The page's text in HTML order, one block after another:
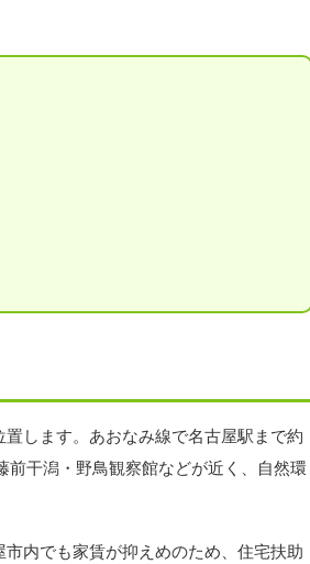
します。あおなみ線で名古屋駅まで約
干潟・野鳥観察館などが近く、自然環
内でも家賃が抑えめのため、住宅扶助